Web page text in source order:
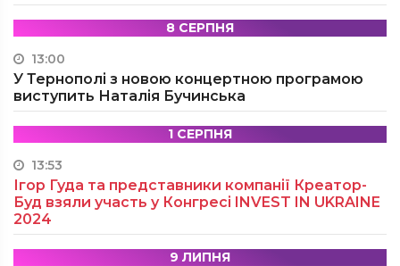
8 СЕРПНЯ
13:00
У Тернополі з новою концертною програмою
виступить Наталія Бучинська
1 СЕРПНЯ
13:53
Ігор Гуда та представники компанії Креатор-
Буд взяли участь у Конгресі INVEST IN UKRAINE
2024
9 ЛИПНЯ